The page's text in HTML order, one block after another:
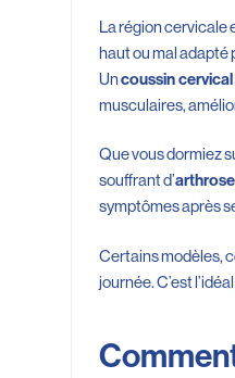
La région cervicale
haut ou mal adapté
Uncoussin
musculaires,
Que vous dormiez
souffrant d’
symptômes après
Certains modèles,
journée. C’est